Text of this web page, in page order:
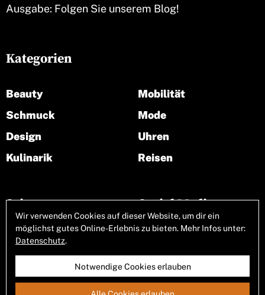
Ausgabe: Folgen Sie unserem Blog!
Seiten
Über uns
Kategorien
Beauty
Schmuck
Design
Kulinarik
Mobilität
Mode
Uhren
Reisen
Social Media
Wir verwenden Cookies auf dieser Website, um dir ein
möglichst gutes Online-Erlebnis zu bieten. Mehr Infos unter:
Datenschutz.
Notwendige Cookies erlauben